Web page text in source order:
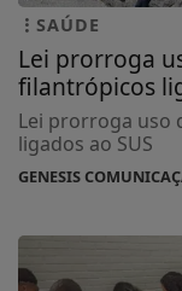
SAÚDE
Lei prorroga
filantrópicos
Lei prorroga uso
ligados ao SUS
GENESIS